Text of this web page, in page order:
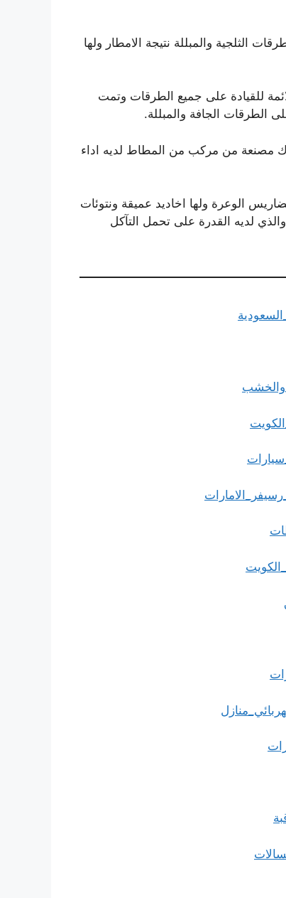
الثلجية والمبللة نتيجة الامطار ولها
للقيادة على جميع الطرقات وتمت
الطرقات الجافة والمبللة.
مصنعة من مركب من المطاط لديه اداء
الوعرة ولها اخاديد عميقة ونتوئات
لديه القدرة على تحمل التآكل